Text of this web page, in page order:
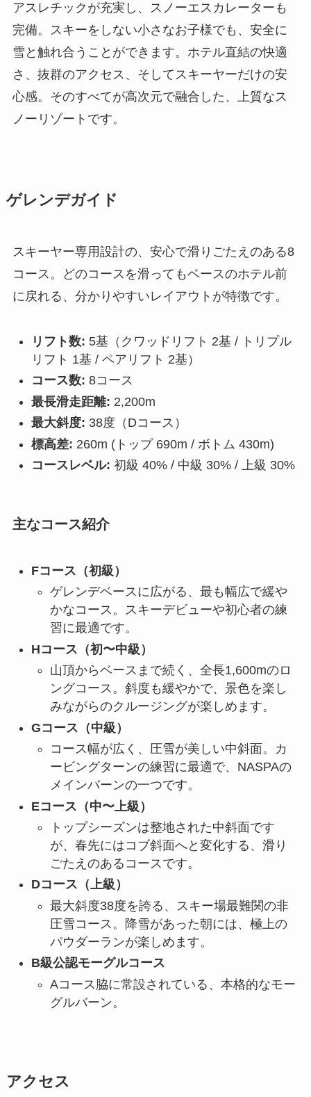
アスレチックが充実し、スノーエスカレーターも
完備。スキーをしない小さなお子様でも、安全に
雪と触れ合うことができます。ホテル直結の快適
さ、抜群のアクセス、そしてスキーヤーだけの安
心感。そのすべてが高次元で融合した、上質なス
ノーリゾートです。
ゲレンデガイド
スキーヤー専用設計の、安心で滑りごたえのある8
コース。どのコースを滑ってもベースのホテル前
に戻れる、分かりやすいレイアウトが特徴です。
リフト数: 5基（クワッドリフト 2基 / トリプル
リフト 1基 / ペアリフト 2基）
コース数: 8コース
最長滑走距離: 2,200m
最大斜度: 38度（Dコース）
標高差: 260m (トップ 690m / ボトム 430m)
コースレベル: 初級 40% / 中級 30% / 上級 30%
主なコース紹介
Fコース（初級）
ゲレンデベースに広がる、最も幅広で緩や
かなコース。スキーデビューや初心者の練
習に最適です。
Hコース（初〜中級）
山頂からベースまで続く、全長1,600mのロ
ングコース。斜度も緩やかで、景色を楽し
みながらのクルージングが楽しめます。
Gコース（中級）
コース幅が広く、圧雪が美しい中斜面。カ
ービングターンの練習に最適で、NASPAの
メインバーンの一つです。
Eコース（中〜上級）
トップシーズンは整地された中斜面です
が、春先にはコブ斜面へと変化する、滑り
ごたえのあるコースです。
Dコース（上級）
最大斜度38度を誇る、スキー場最難関の非
圧雪コース。降雪があった朝には、極上の
パウダーランが楽しめます。
B級公認モーグルコース
Aコース脇に常設されている、本格的なモー
グルバーン。
アクセス